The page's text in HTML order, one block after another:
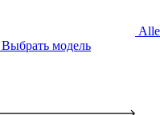
Выбрать модель